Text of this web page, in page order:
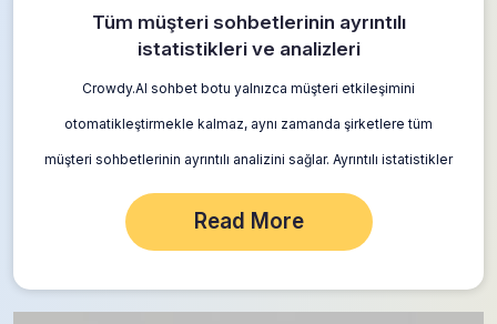
Tüm müşteri sohbetlerinin ayrıntılı
istatistikleri ve analizleri
Crowdy.AI sohbet botu yalnızca müşteri etkileşimini
otomatikleştirmekle kalmaz, aynı zamanda şirketlere tüm
müşteri sohbetlerinin ayrıntılı analizini sağlar. Ayrıntılı istatistikler
kişisel dolabınızda mevcuttur ve işletmelerin temel göstergeleri
izlemesine, zayıf yönleri belirlemesine…
Read More